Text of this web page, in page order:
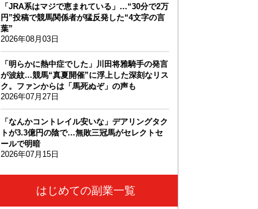
「JRA系はマジで恵まれている」…“30分で2万
円”投稿で競馬関係者が猛反発した“4文字の言
葉”
2026年08月03日
「明らかに熱中症でした」川田将雅騎手の発言
が波紋…競馬“真夏開催”に浮上した深刻なリス
ク。ファンからは「馬死ぬぞ」の声も
2026年07月27日
「なんかコントレイル安いな」デアリングタク
トが3.3億円の陰で…無敗三冠馬がセレクトセ
ールで明暗
2026年07月15日
はじめての副業一覧